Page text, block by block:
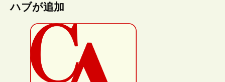
ハブが追加